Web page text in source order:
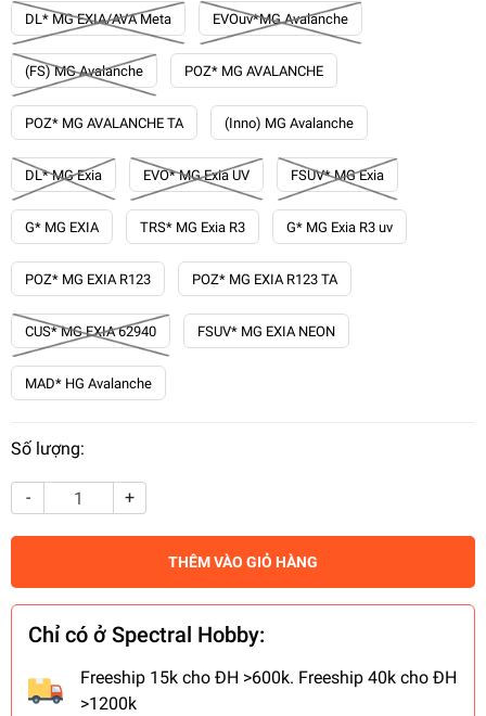
DL* MG EXIA/AVA Meta EVOuv*MG Avalanche
(FS) MG Avalanche POZ* MG AVALANCHE
POZ* MG AVALANCHE TA (Inno) MG Avalanche
DL* MG Exia EVO* MG Exia UV FSUV* MG Exia
G* MG EXIA TRS* MG Exia R3 G* MG Exia R3 uv
POZ* MG EXIA R123 POZ* MG EXIA R123 TA
CUS* MG EXIA 62940 FSUV* MG EXIA NEON
MAD* HG Avalanche
Số lượng:
- +
THÊM VÀO GIỎ HÀNG
Chỉ có ở Spectral Hobby:
Freeship 15k cho ĐH >600k. Freeship 40k cho ĐH
>1200k